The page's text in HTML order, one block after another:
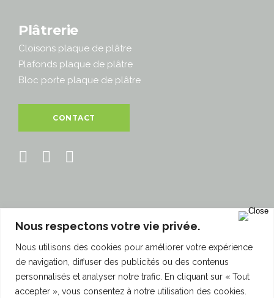
Nous respectons votre vie privée.
Nous utilisons des cookies pour améliorer votre expérience
de navigation, diffuser des publicités ou des contenus
personnalisés et analyser notre trafic. En cliquant sur « Tout
accepter », vous consentez à notre utilisation des cookies.
Plâtrerie
Cloisons plaque de plâtre
Plafonds plaque de plâtre
Bloc porte plaque de plâtre
CONTACT
94500 Champigny-sur-Marne
© 2018 - Interpose - Tous droits réservés.